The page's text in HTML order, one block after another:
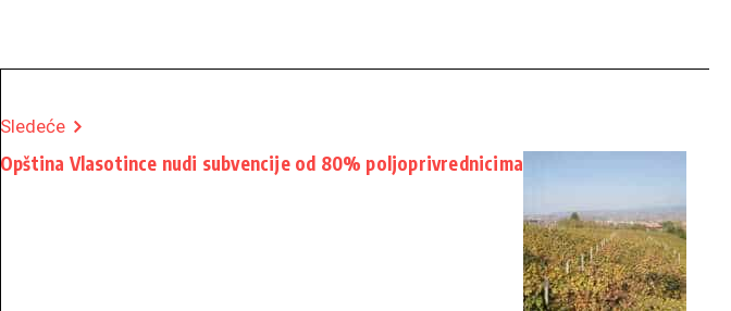
Sledeće
Opština Vlasotince nudi subvencije od 80% poljoprivrednicima